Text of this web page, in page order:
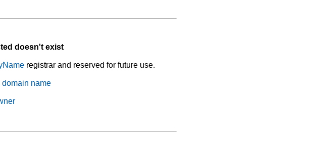
doesn't exist
registrar and reserved for future use.
domain name